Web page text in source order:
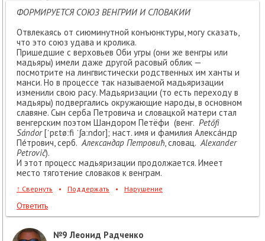
ФОРМИРУЕТСЯ СОЮЗ ВЕНГРИИ И СЛОВАКИИ
Отвлекаясь от сиюминутной конъюнктуры, могу сказать,
что это союз удава и кролика.
Пришедшие с верховьев Оби угры (они же венгры или
мадьяры) имели даже другой расовый облик —
посмотрите на лингвистически родственных им ханты и
манси. Но в процессе так называемой мадьяризации
изменили свою расу. Мадьяризации (то есть переходу в
мадьяры) подвергались окружающие народы, в основном
славяне. Сын серба Петровича и словацкой матери стал
венгерским поэтом Шандором Петёфи (венг. Petőfi
Sándor[ˈpɛtøːfi ˈʃaːndor]; наст. имя и фамилия Алекса́ндр
Пе́трович, серб.Александар Петровић, словац.Alexander
Petrovič).
И этот процесс мадьяризации продолжается. Имеет
место тяготение словаков к венграм.
↑ Свернуть • Поддержать • Нарушение
Ответить
№9 Леонид Радченко